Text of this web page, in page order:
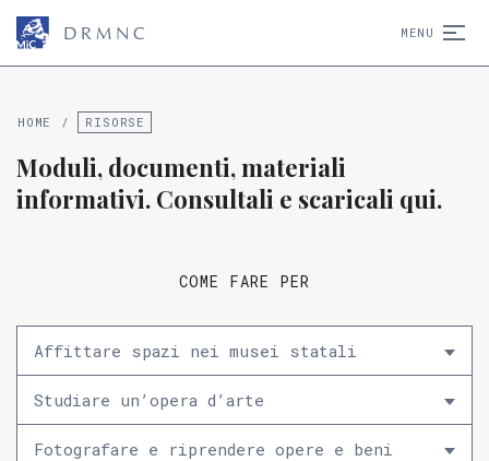
D R M N C MENU
HOME / RISORSE
Moduli, documenti, materiali
informativi. Consultali e scaricali qui.
COME FARE PER
Affittare spazi nei musei statali
Studiare un’opera d’arte
Fotografare e riprendere opere e beni